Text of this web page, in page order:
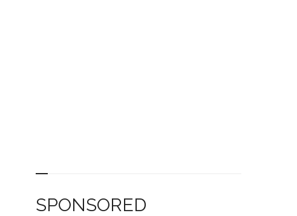
SPONSORED